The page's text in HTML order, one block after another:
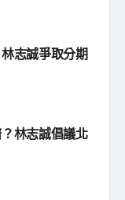
志誠爭取分期
林志誠倡議北